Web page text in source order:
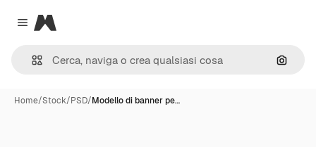
Close menu
Magnific
Cerca
Home/Stock/PSD/Modello di banner pe…